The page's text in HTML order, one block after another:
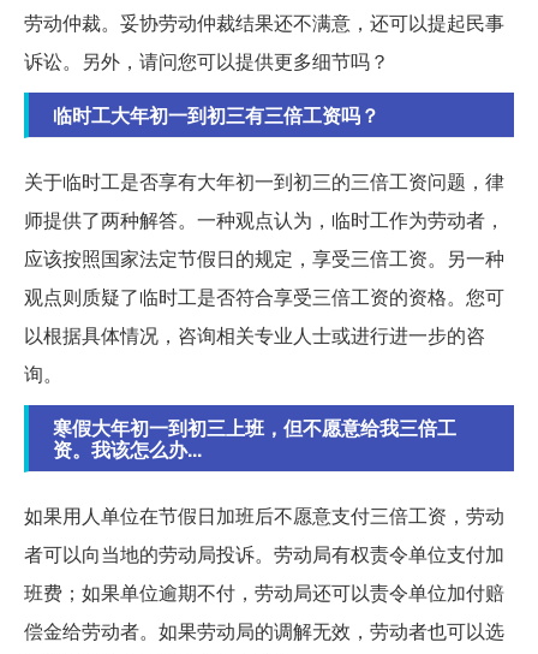
劳动仲裁。妥协劳动仲裁结果还不满意，还可以提起民事
诉讼。另外，请问您可以提供更多细节吗？
临时工大年初一到初三有三倍工资吗？
关于临时工是否享有大年初一到初三的三倍工资问题，律
师提供了两种解答。一种观点认为，临时工作为劳动者，
应该按照国家法定节假日的规定，享受三倍工资。另一种
观点则质疑了临时工是否符合享受三倍工资的资格。您可
以根据具体情况，咨询相关专业人士或进行进一步的咨
询。
寒假大年初一到初三上班，但不愿意给我三倍工
资。我该怎么办...
如果用人单位在节假日加班后不愿意支付三倍工资，劳动
者可以向当地的劳动局投诉。劳动局有权责令单位支付加
班费；如果单位逾期不付，劳动局还可以责令单位加付赔
偿金给劳动者。如果劳动局的调解无效，劳动者也可以选